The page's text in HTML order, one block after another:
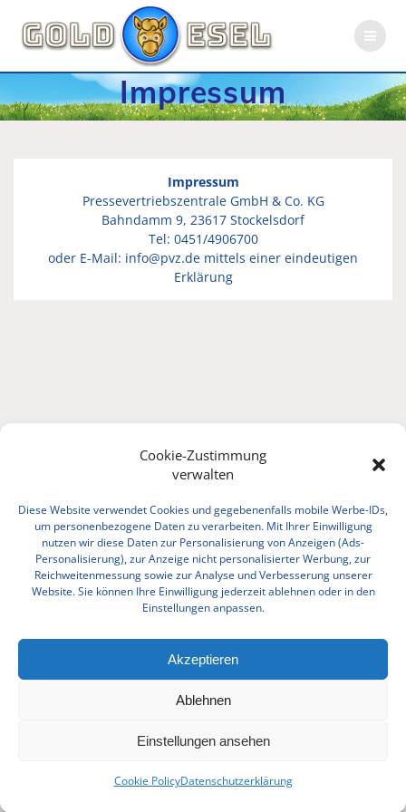
Cookie-Zustimmung
verwalten
Diese Website verwendet Cookies und gegebenenfalls mobile Werbe-IDs,
um personenbezogene Daten zu verarbeiten. Mit Ihrer Einwilligung
nutzen wir diese Daten zur Personalisierung von Anzeigen (Ads-
Personalisierung), zur Anzeige nicht personalisierter Werbung, zur
Reichweitenmessung sowie zur Analyse und Verbesserung unserer
Website. Sie können Ihre Einwilligung jederzeit ablehnen oder in den
Einstellungen anpassen.
Akzeptieren
Ablehnen
Einstellungen ansehen
Cookie PolicyDatenschutzerklärung
to
content
Impressum
Impressum
Pressevertriebszentrale GmbH & Co. KG
Bahndamm 9, 23617 Stockelsdorf
Tel: 0451/4906700
oder E-Mail: info@pvz.de mittels einer eindeutigen
Erklärung